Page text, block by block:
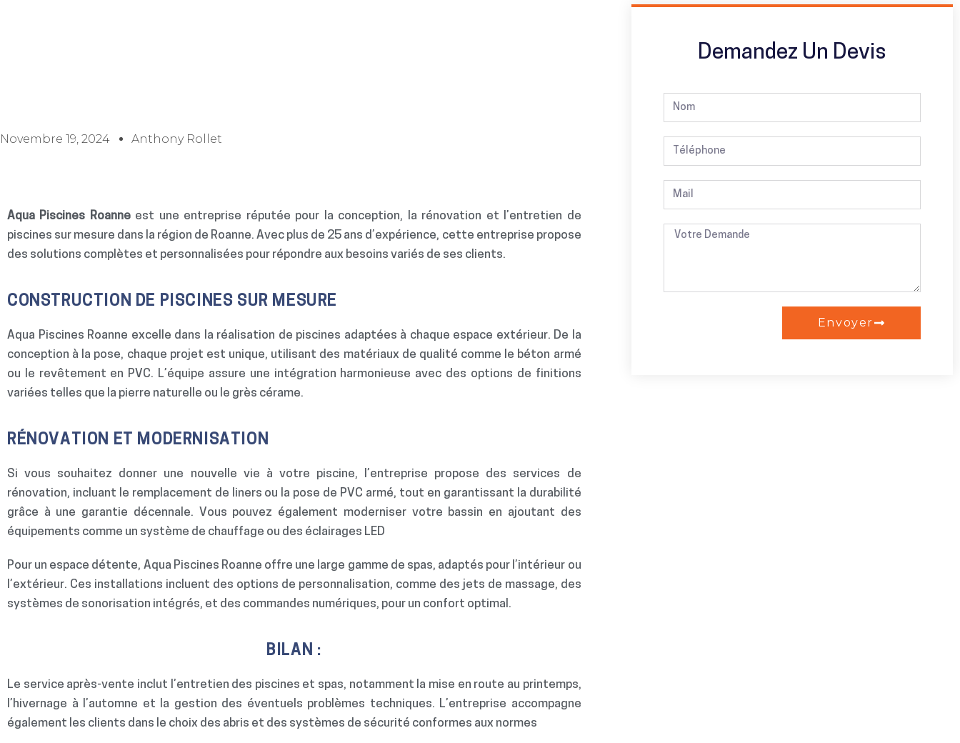
Novembre 19, 2024 Anthony Rollet
Aqua Piscines Roanneest une entreprise réputée pour la conception, la rénovation et l’entretien de
piscines sur mesure dans la région de Roanne. Avec plus de 25 ans d’expérience, cette entreprise propose
des solutions complètes et personnalisées pour répondre aux besoins variés de ses clients.
CONSTRUCTION DE PISCINES SUR MESURE
Aqua Piscines Roanne excelle dans la réalisation de piscines adaptées à chaque espace extérieur. De la
conception à la pose, chaque projet est unique, utilisant des matériaux de qualité comme le béton armé
ou le revêtement en PVC. L’équipe assure une intégration harmonieuse avec des options de finitions
variées telles que la pierre naturelle ou le grès cérame.
RÉNOVATION ET MODERNISATION
Si vous souhaitez donner une nouvelle vie à votre piscine, l’entreprise propose des services de
rénovation, incluant le remplacement de liners ou la pose de PVC armé, tout en garantissant la durabilité
grâce à une garantie décennale. Vous pouvez également moderniser votre bassin en ajoutant des
équipements comme un système de chauffage ou des éclairages LED
Pour un espace détente, Aqua Piscines Roanne offre une large gamme de spas, adaptés pour l’intérieur ou
l’extérieur. Ces installations incluent des options de personnalisation, comme des jets de massage, des
systèmes de sonorisation intégrés, et des commandes numériques, pour un confort optimal.
BILAN :
Le service après-vente inclut l’entretien des piscines et spas, notamment la mise en route au printemps,
l’hivernage à l’automne et la gestion des éventuels problèmes techniques. L’entreprise accompagne
également les clients dans le choix des abris et des systèmes de sécurité conformes aux normes
Demandez Un Devis
Envoyer